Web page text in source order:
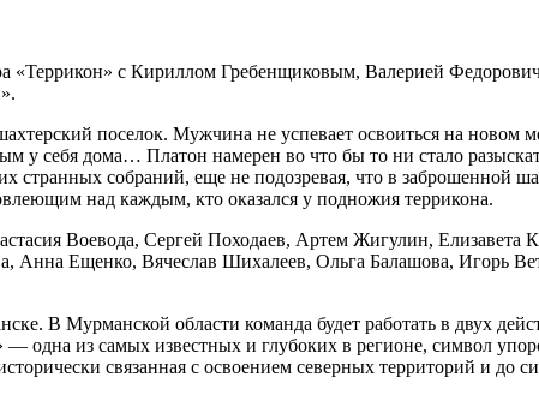
«Террикон» с Кириллом Гребенщиковым, Валерией
поселок. Мужчина не успевает освоиться на новом
у себя дома… Платон намерен во что бы то ни стало
странных собраний, еще не подозревая, что в заброшенной
над каждым, кто оказался у подножия террикона.
Воевода, Сергей Походаев, Артем Жигулин,
Ещенко, Вячеслав Шихалеев, Ольга Балашова, Игорь
В Мурманской области команда будет работать в двух
из самых известных и глубоких в регионе, символ
связанная с освоением северных территорий и до